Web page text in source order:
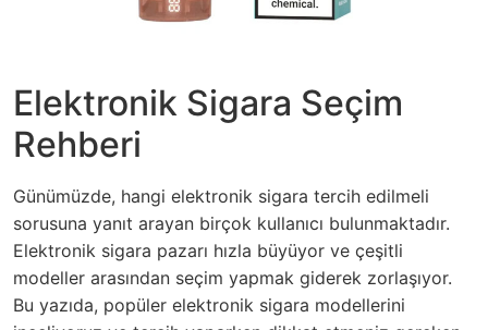
Elektronik Sigara Seçim
Rehberi
Günümüzde, hangi elektronik sigara tercih edilmeli
sorusuna yanıt arayan birçok kullanıcı bulunmaktadır.
Elektronik sigara pazarı hızla büyüyor ve çeşitli
modeller arasından seçim yapmak giderek zorlaşıyor.
Bu yazıda, popüler elektronik sigara modellerini